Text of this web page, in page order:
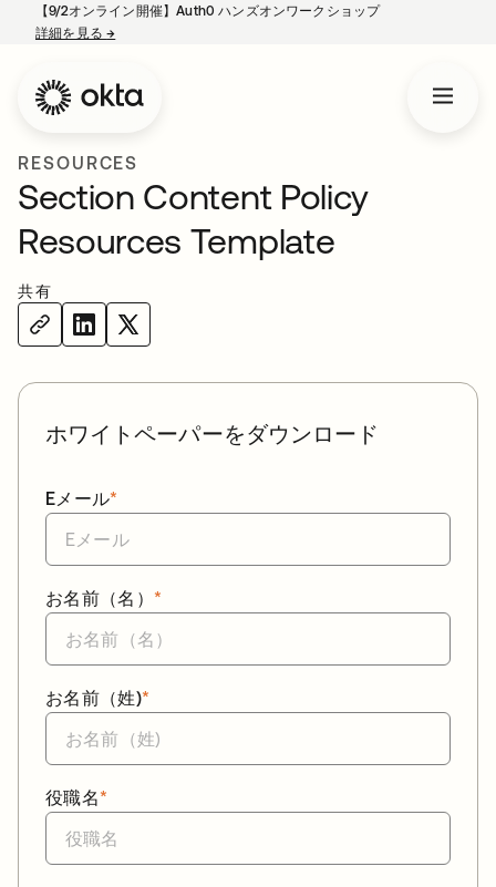
【9/2オンライン開催】Auth0 ハンズオンワークショップ
詳細を見る→
RESOURCES
Section Content Policy
Resources Template
共有
ホワイトペーパーをダウンロード
*
Eメール
*
お名前（名）
*
お名前（姓)
*
役職名